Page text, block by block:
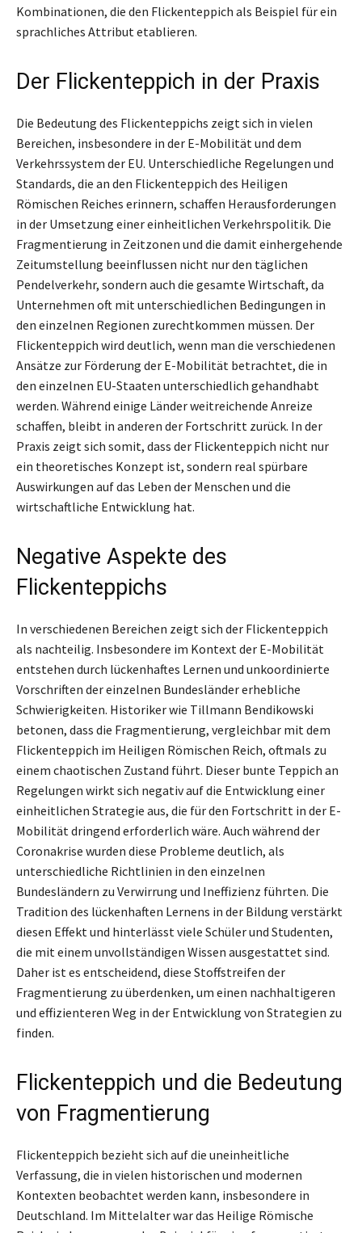
Kombinationen, die den Flickenteppich als Beispiel für ein
sprachliches Attribut etablieren.
Der Flickenteppich in der Praxis
Die Bedeutung des Flickenteppichs zeigt sich in vielen
Bereichen, insbesondere in der E-Mobilität und dem
Verkehrssystem der EU. Unterschiedliche Regelungen und
Standards, die an den Flickenteppich des Heiligen
Römischen Reiches erinnern, schaffen Herausforderungen
in der Umsetzung einer einheitlichen Verkehrspolitik. Die
Fragmentierung in Zeitzonen und die damit einhergehende
Zeitumstellung beeinflussen nicht nur den täglichen
Pendelverkehr, sondern auch die gesamte Wirtschaft, da
Unternehmen oft mit unterschiedlichen Bedingungen in
den einzelnen Regionen zurechtkommen müssen. Der
Flickenteppich wird deutlich, wenn man die verschiedenen
Ansätze zur Förderung der E-Mobilität betrachtet, die in
den einzelnen EU-Staaten unterschiedlich gehandhabt
werden. Während einige Länder weitreichende Anreize
schaffen, bleibt in anderen der Fortschritt zurück. In der
Praxis zeigt sich somit, dass der Flickenteppich nicht nur
ein theoretisches Konzept ist, sondern real spürbare
Auswirkungen auf das Leben der Menschen und die
wirtschaftliche Entwicklung hat.
Negative Aspekte des
Flickenteppichs
In verschiedenen Bereichen zeigt sich der Flickenteppich
als nachteilig. Insbesondere im Kontext der E-Mobilität
entstehen durch lückenhaftes Lernen und unkoordinierte
Vorschriften der einzelnen Bundesländer erhebliche
Schwierigkeiten. Historiker wie Tillmann Bendikowski
betonen, dass die Fragmentierung, vergleichbar mit dem
Flickenteppich im Heiligen Römischen Reich, oftmals zu
einem chaotischen Zustand führt. Dieser bunte Teppich an
Regelungen wirkt sich negativ auf die Entwicklung einer
einheitlichen Strategie aus, die für den Fortschritt in der E-
Mobilität dringend erforderlich wäre. Auch während der
Coronakrise wurden diese Probleme deutlich, als
unterschiedliche Richtlinien in den einzelnen
Bundesländern zu Verwirrung und Ineffizienz führten. Die
Tradition des lückenhaften Lernens in der Bildung verstärkt
diesen Effekt und hinterlässt viele Schüler und Studenten,
die mit einem unvollständigen Wissen ausgestattet sind.
Daher ist es entscheidend, diese Stoffstreifen der
Fragmentierung zu überdenken, um einen nachhaltigeren
und effizienteren Weg in der Entwicklung von Strategien zu
finden.
Flickenteppich und die Bedeutung
von Fragmentierung
Flickenteppich bezieht sich auf die uneinheitliche
Verfassung, die in vielen historischen und modernen
Kontexten beobachtet werden kann, insbesondere in
Deutschland. Im Mittelalter war das Heilige Römische